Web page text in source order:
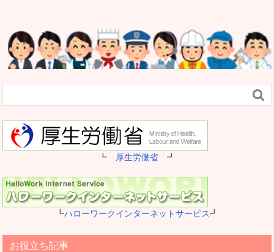

┗ 厚生労働省 ┛
┗ハローワークインターネットサービス┛
お役立ち記事